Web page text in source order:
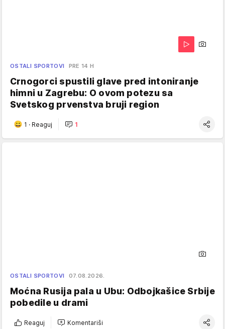
OSTALI SPORTOVI PRE 14 H
Crnogorci spustili glave pred intoniranje
himni u Zagrebu: O ovom potezu sa
Svetskog prvenstva bruji region
1 · Reaguj 1
OSTALI SPORTOVI 07.08.2026.
Moćna Rusija pala u Ubu: Odbojkašice Srbije
pobedile u drami
Reaguj Komentariši